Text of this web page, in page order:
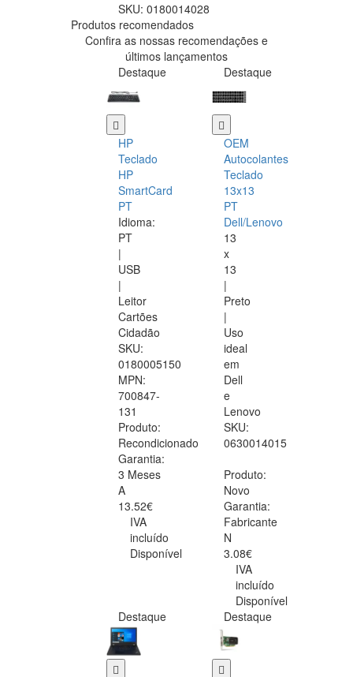
SKU: 0180014028
Produtos recomendados
Confira as nossas recomendações e
últimos lançamentos
Destaque
HP
Teclado
HP
SmartCard
PT
Idioma:
PT
|
USB
|
Leitor
Cartões
Cidadão
SKU:
0180005150
MPN:
700847-
131
Produto:
Recondicionado
Garantia:
3 Meses
A
13.52€
IVA
incluído
Disponível
Destaque
OEM
Autocolantes
Teclado
13x13
PT
Dell/Lenovo
13
x
13
|
Preto
|
Uso
ideal
em
Dell
e
Lenovo
SKU:
0630014015
Produto:
Novo
Garantia:
Fabricante
N
3.08€
IVA
incluído
Disponível
Destaque
Destaque